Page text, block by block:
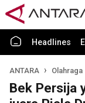
Headlines
ANTARA Olahraga
Bek Persija